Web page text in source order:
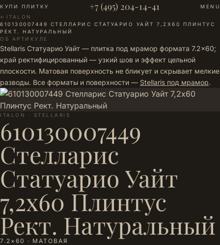
КУПИ ПЛИТКУ +7 (495) 204-14-41
MENU
← ITALON ·
610130007449 СТЕЛЛАРИС СТАТУАРИО УАЙТ 7,2Х60 ПЛИНТУС
РЕКТ. НАТУРАЛЬНЫЙ
ОБ АРТИКУЛЕ
Stellaris Статуарио Уайт — плитка под мрамор формата 7.2×60;
край ректифицированный — узкий шов и эффект цельной
плоскости. Матовая поверхность не бликует и скрывает мелкие
разводы. Все форматы и поверхности — Stellaris под мрамор.
ITALON · STELLARIS
610130007449
Стелларис
Статуарио Уайт
7,2х60 Плинтус
Рект. Натуральный
7.2×60 · МАТОВАЯ